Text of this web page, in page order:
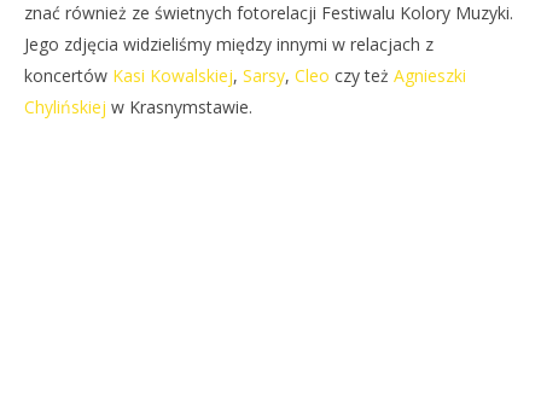
znać również ze świetnych fotorelacji Festiwalu Kolory Muzyki.
Jego zdjęcia widzieliśmy między innymi w relacjach z
koncertów Kasi Kowalskiej, Sarsy, Cleo czy też Agnieszki
Chylińskiej w Krasnymstawie.